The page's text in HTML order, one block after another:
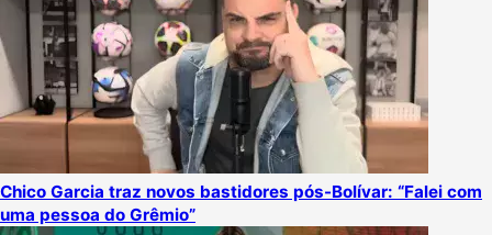
Chico Garcia traz novos bastidores pós-Bolívar: “Falei com
uma pessoa do Grêmio”